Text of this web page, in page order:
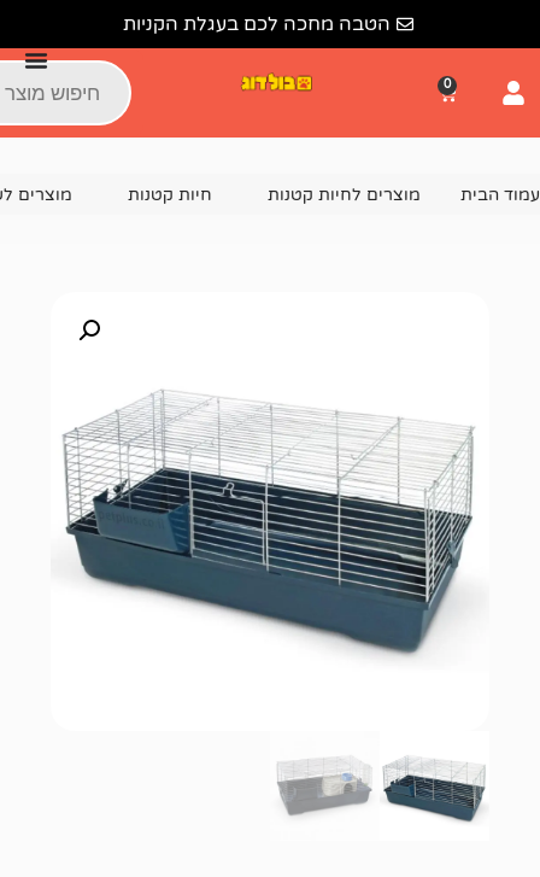
הטבה מחכה לכם בעגלת הקניות
לחיות קטנות חיות קטנות מוצרים לשרקן כלוב